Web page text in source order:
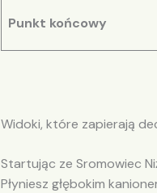
Punkt końcowy
Widoki, które zapierają
Startując ze Sromowiec
Płyniesz głębokim